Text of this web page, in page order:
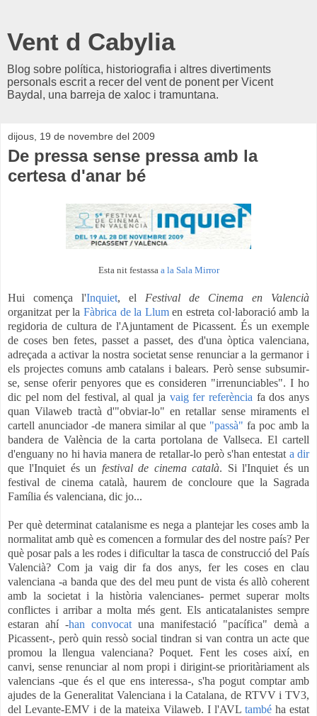
Vent d Cabylia
Blog sobre política, historiografia i altres divertiments
personals escrit a recer del vent de ponent per Vicent
Baydal, una barreja de xaloc i tramuntana.
dijous, 19 de novembre del 2009
De pressa sense pressa amb la
certesa d'anar bé
Esta nit festassa a la Sala Mirror
Hui comença l'Inquiet, el Festival de Cinema en Valencià
organitzat per la Fàbrica de la Llumen estreta col·laboració amb la
regidoria de cultura de l'Ajuntament de Picassent. És un exemple
de coses ben fetes, passet a passet, des d'una òptica valenciana,
adreçada a activar la nostra societat sense renunciar a la germanor i
els projectes comuns amb catalans i balears. Però sense subsumir-
se, sense oferir penyores que es consideren "irrenunciables". I ho
dic pel nom del festival, al qual ja vaig fer referència fa dos anys
quanVilaweb tractà d'"obviar-lo" en retallar sense miraments el
cartell anunciador -de manera similar al que "passà" fa poc amb la
bandera de València de la carta portolana de Vallseca. El cartell
d'enguany no hi havia manera de retallar-lo però s'han entestat a dir
que l'Inquiet és un festival de cinema català. Si l'Inquiet és un
festival de cinema català, haurem de concloure que la Sagrada
Família és valenciana, dic jo...
Per què determinat catalanisme es nega a plantejar les coses amb la
normalitat amb què es comencen a formular des del nostre país? Per
què posar pals a les rodes i dificultar la tasca de construcció del País
Valencià? Com ja vaig dir fa dos anys, fer les coses en clau
valenciana -a banda que des del meu punt de vista és allò coherent
amb la societat i la història valencianes- permet superar molts
conflictes i arribar a molta més gent. Els anticatalanistes sempre
estaran ahí -han convocat una manifestació "pacífica" demà a
Picassent-, però quin ressò social tindran si van contra un acte que
promou la llengua valenciana? Poquet. Fent les coses així, en
canvi, sense renunciar al nom propi i dirigint-se prioritàriament als
valencians -que és el que ens interessa-, s'ha pogut comptar amb
ajudes de la Generalitat Valenciana i la Catalana, de RTVV i TV3,
del Levante-EMV i de la mateixa Vilaweb. I l'AVL també ha estat